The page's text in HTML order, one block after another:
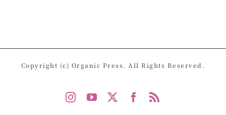
Copyright (c) Organic Press. All Rights Reserved.
InstagramYouTube Facebook